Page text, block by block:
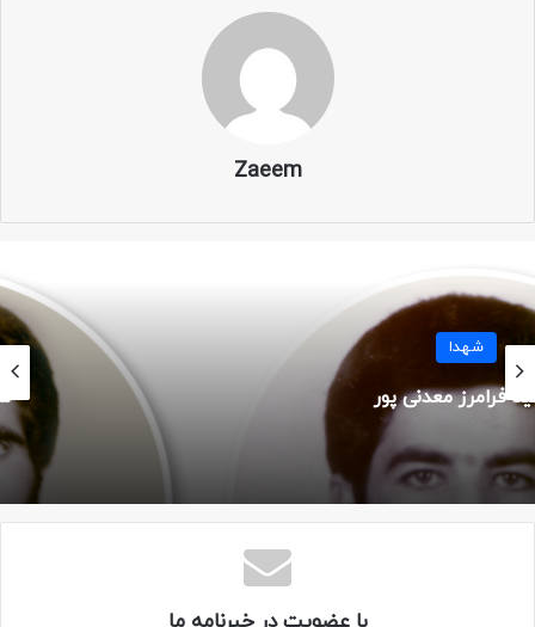
سن: ۱۸ سال
تاریخ شهادت: ۱۸ فروردین ۱۳۶۶
محل شهادت: شلمچه
عملیات: کربلای ۸
Zaeem
شهید پرویز چنکشی